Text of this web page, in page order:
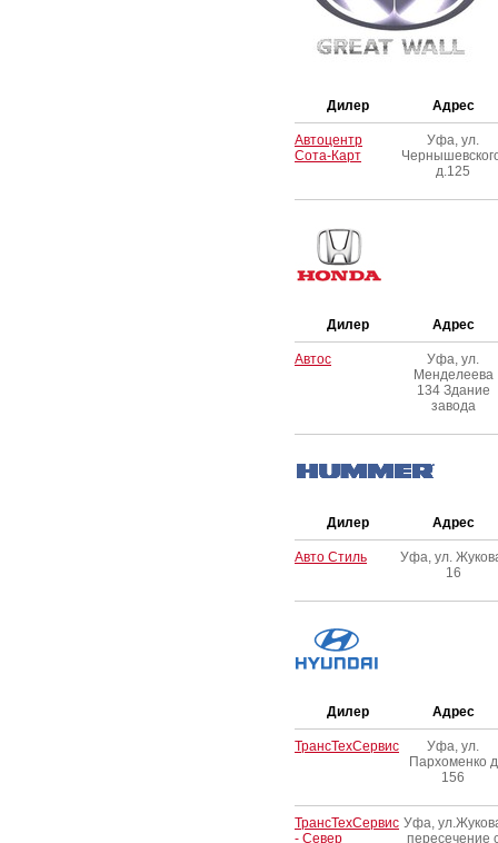
Дилер Адрес
Автоцентр
Сота-Карт
Уфа, ул.
д.125
Дилер Адрес
Автос
Уфа, ул.
Менделеева
134 Здание
завода
Дилер Адрес
Авто Стиль
Уфа, ул.
16
Дилер Адрес
ТрансТехСервис
Уфа, ул.
Пархоменко д
156
ТрансТехСервис
- Север
Уфа,
пересечение